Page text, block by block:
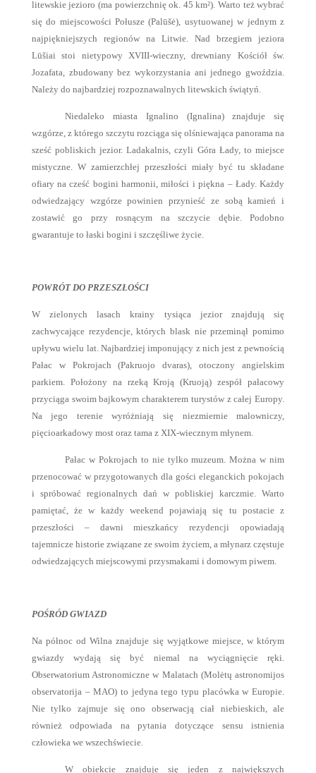
litewskie jezioro (ma powierzchnię ok. 45 km²). Warto też wybrać
się do miejscowości Połusze (Palūšė), usytuowanej w jednym z
najpiękniejszych regionów na Litwie. Nad brzegiem jeziora
Lūšiai stoi nietypowy XVIII-wieczny, drewniany Kościół św.
Jozafata, zbudowany bez wykorzystania ani jednego gwoździa.
Należy do najbardziej rozpoznawalnych litewskich świątyń.
Niedaleko miasta Ignalino (Ignalina) znajduje się
wzgórze, z którego szczytu rozciąga się olśniewająca panorama na
sześć pobliskich jezior. Ladakalnis, czyli Góra Łady, to miejsce
mistyczne. W zamierzchłej przeszłości miały być tu składane
ofiary na cześć bogini harmonii, miłości i piękna – Łady. Każdy
odwiedzający wzgórze powinien przynieść ze sobą kamień i
zostawić go przy rosnącym na szczycie dębie. Podobno
gwarantuje to łaski bogini i szczęśliwe życie.
POWRÓT DO PRZESZŁOŚCI
W zielonych lasach krainy tysiąca jezior znajdują się
zachwycające rezydencje, których blask nie przeminął pomimo
upływu wielu lat. Najbardziej imponujący z nich jest z pewnością
Pałac w Pokrojach (Pakruojo dvaras), otoczony angielskim
parkiem. Położony na rzeką Kroją (Kruoją) zespół pałacowy
przyciąga swoim bajkowym charakterem turystów z całej Europy.
Na jego terenie wyróżniają się niezmiernie malowniczy,
pięcioarkadowy most oraz tama z XIX-wiecznym młynem.
Pałac w Pokrojach to nie tylko muzeum. Można w nim
przenocować w przygotowanych dla gości eleganckich pokojach
i spróbować regionalnych dań w pobliskiej karczmie. Warto
pamiętać, że w każdy weekend pojawiają się tu postacie z
przeszłości – dawni mieszkańcy rezydencji opowiadają
tajemnicze historie związane ze swoim życiem, a młynarz częstuje
odwiedzających miejscowymi przysmakami i domowym piwem.
POŚRÓD GWIAZD
Na północ od Wilna znajduje się wyjątkowe miejsce, w którym
gwiazdy wydają się być niemal na wyciągnięcie ręki.
Obserwatorium Astronomiczne w Malatach (Molėtų astronomijos
observatorija – MAO) to jedyna tego typu placówka w Europie.
Nie tylko zajmuje się ono obserwacją ciał niebieskich, ale
również odpowiada na pytania dotyczące sensu istnienia
człowieka we wszechświecie.
W obiekcie znajduje się jeden z największych